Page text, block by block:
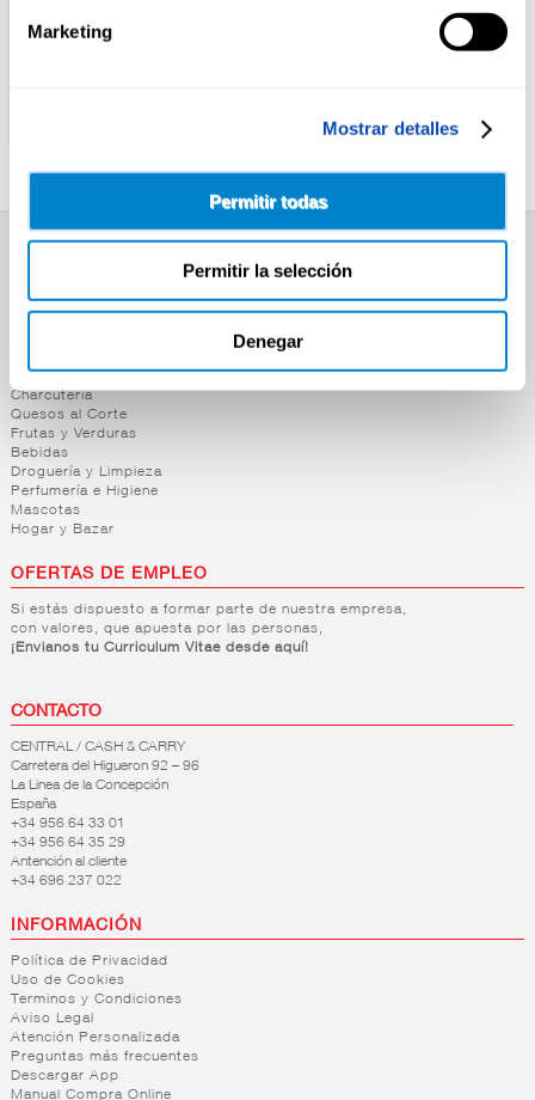
Marketing
Mostrar detalles
Permitir todas
Permitir la selección
Denegar
ALTEZA RR.90 P-2
Alimentación
Desayuno y Merienda
Carnicería
Charcutería
Quesos al Corte
Frutas y Verduras
Bebidas
Droguería y Limpieza
Perfumería e Higiene
Mascotas
Hogar y Bazar
OFERTAS DE EMPLEO
Si estás dispuesto a formar parte de nuestra empresa,
con valores, que apuesta por las personas,
¡Envianos tu Curriculum Vitae desde aquí!
CONTACTO
CENTRAL / CASH & CARRY
Carretera del Higueron 92 – 96
La Linea de la Concepción
España
+34 956 64 33 01
+34 956 64 35 29
Antención al cliente
+34 696 237 022
INFORMACIÓN
Política de Privacidad
Uso de Cookies
Terminos y Condiciones
Aviso Legal
Atención Personalizada
Preguntas más frecuentes
Descargar App
Manual Compra Online